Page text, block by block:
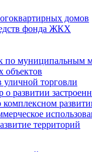
домов
фонда ЖКХ
по муниципальным
объектов
уличной торговли
развитии
территорий